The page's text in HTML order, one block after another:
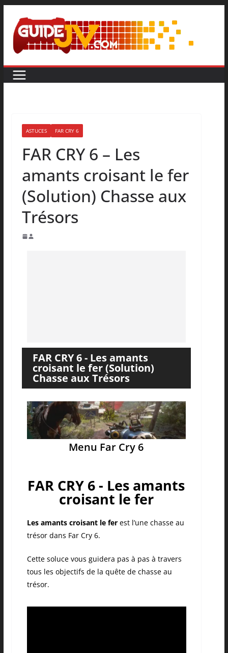
ASTUCES FAR CRY 6
FAR CRY 6 – Les
amants croisant le fer
(Solution) Chasse aux
Trésors
FAR CRY 6 - Les amants
croisant le fer (Solution)
Chasse aux Trésors
Menu Far Cry 6
FAR CRY 6 - Les amants
croisant le fer
Les amants croisant le ferest l’une chasse au
trésor dans Far Cry 6.
Cette soluce vous guidera pas à pas à travers
tous les objectifs de la quête de chasse au
trésor.